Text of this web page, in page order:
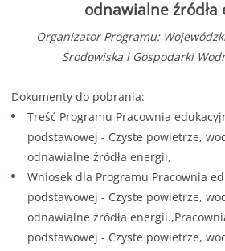
odnawialne źródła
Organizator Programu:
Środowiska i Gospodarki
Dokumenty do pobrania:
Treść Programu Pracownia
podstawowej - Czyste powietrze,
odnawialne źródła energii,
Wniosek dla Programu Pracownia
podstawowej - Czyste powietrze,
odnawialne źródła
podstawowej - Czyste powietrze,